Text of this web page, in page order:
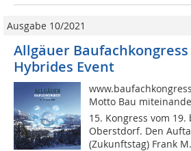
Ausgabe 10/2021
Allgäuer Baufachkongress
Hybrides Event
Motto Bau
15. Kongress vom
Oberstdorf. Den
(Zukunftstag) Frank